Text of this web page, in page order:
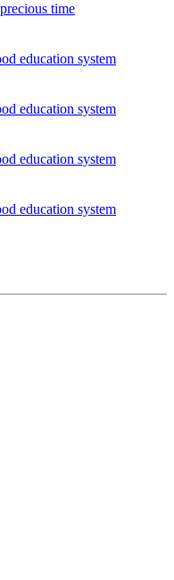
time
education system
education system
education system
education system